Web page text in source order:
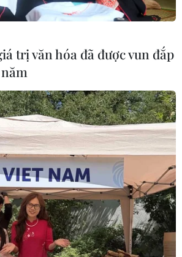
trị văn hóa đã được vun đắp